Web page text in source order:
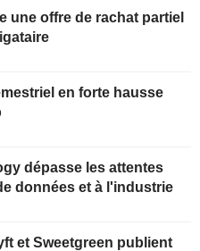
une offre de rachat partiel
en forte hausse
dépasse les attentes
données et à l'industrie
et Sweetgreen publient